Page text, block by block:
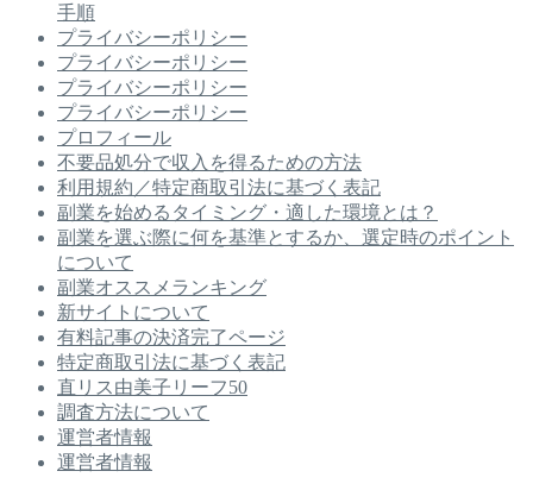
手順
プライバシーポリシー
プライバシーポリシー
プライバシーポリシー
プライバシーポリシー
プロフィール
不要品処分で収入を得るための方法
利用規約／特定商取引法に基づく表記
副業を始めるタイミング・適した環境とは？
副業を選ぶ際に何を基準とするか、選定時のポイント
について
副業オススメランキング
新サイトについて
有料記事の決済完了ページ
特定商取引法に基づく表記
直リス由美子リーフ50
調査方法について
運営者情報
運営者情報